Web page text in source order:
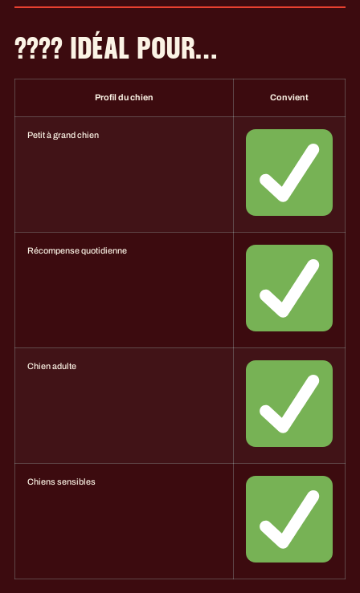
???? IDÉAL POUR…
Profil du chien Convient
Petit à grand chien
Récompense quotidienne
Chien adulte
Chiens sensibles